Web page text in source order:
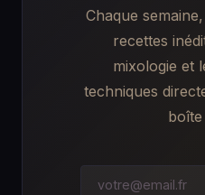
Chaque
recettes
mixologie et
techniques
boîte